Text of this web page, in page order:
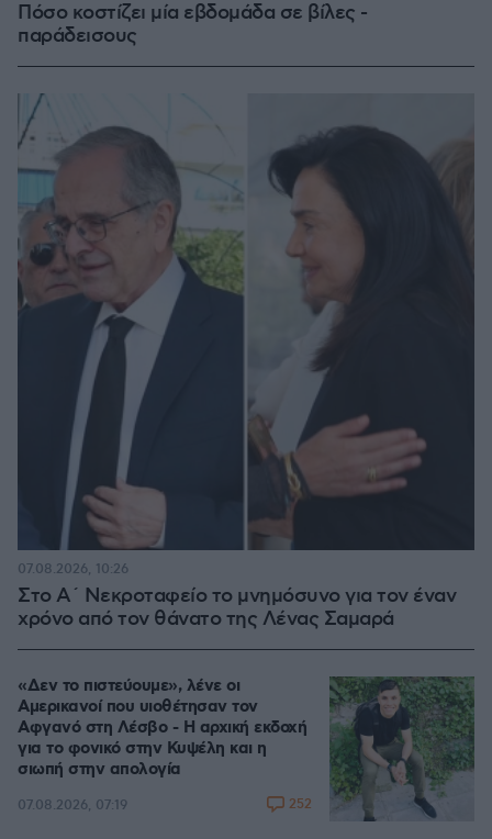
Πόσο κοστίζει μία εβδομάδα σε βίλες -
παράδεισους
Στο Α΄ Νεκροταφείο το μνημόσυνο για τον έναν
χρόνο από τον θάνατο της Λένας Σαμαρά
07.08.2026, 10:26
«Δεν το πιστεύουμε», λένε οι
Αμερικανοί που υιοθέτησαν τον
Αφγανό στη Λέσβο - Η αρχική εκδοχή
για το φονικό στην Κυψέλη και η
σιωπή στην απολογία
07.08.2026, 07:19 252